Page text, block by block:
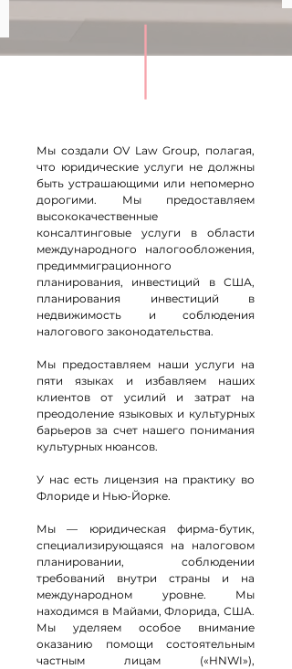
Мы создали OV Law Group, полагая,
что юридические услуги не должны
быть устрашающими или непомерно
дорогими. Мы предоставляем
высококачественные
консалтинговые услуги в области
международного налогообложения,
предиммиграционного
планирования, инвестиций в США,
планирования инвестиций в
недвижимость и соблюдения
налогового законодательства.
Мы предоставляем наши услуги на
пяти языках и избавляем наших
клиентов от усилий и затрат на
преодоление языковых и культурных
барьеров за счет нашего понимания
культурных нюансов.
​У нас есть лицензия на практику во
Флориде и Нью-Йорке.
Мы — юридическая фирма-бутик,
специализирующаяся на налоговом
планировании, соблюдении
требований внутри страны и на
международном уровне. Мы
находимся в Майами, Флорида, США.
Мы уделяем особое внимание
оказанию помощи состоятельным
частным лицам («HNWI»),